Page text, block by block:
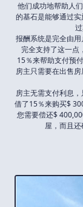
他们成功地帮助人
的基石是能够通过
报酬系统是完全由
完全支持了这一点
15％来帮助支付预
房主只需要在出售
房主无需支付利息
借了15％来购买$
您需要偿还$
屋，而且